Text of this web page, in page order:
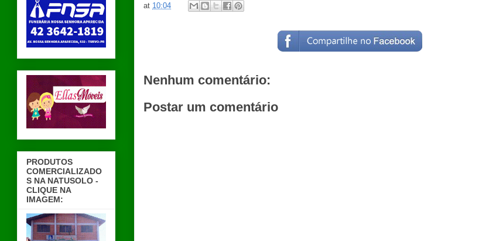
at 10:04
Nenhum comentário:
Postar um comentário
PRODUTOS
COMERCIALIZADO
S NA NATUSOLO -
CLIQUE NA
IMAGEM: